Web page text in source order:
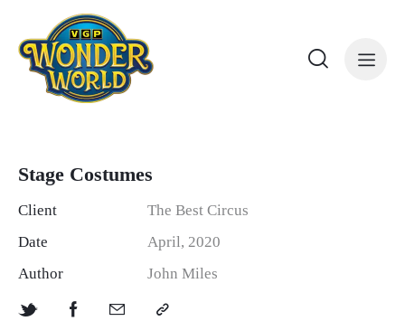
Stage Сostumes
Client
The Best Circus
Date
April, 2020
Author
John Miles